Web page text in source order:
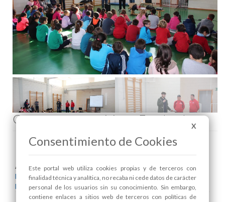
El concejal de Deportes, Antonio José Caja, da la bienvenida a los niños
Comenta esta noticia en Facebook
Areas relacionadas:
Deportes
Educación
X
Consentimiento de Cookies
Este portal web utiliza cookies propias y de terceros con
finalidad técnica y analítica, no recaba ni cede datos de carácter
personal de los usuarios sin su conocimiento. Sin embargo,
contiene enlaces a sitios web de terceros con políticas de